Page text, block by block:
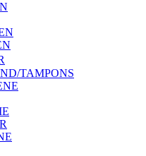
TAMPONS